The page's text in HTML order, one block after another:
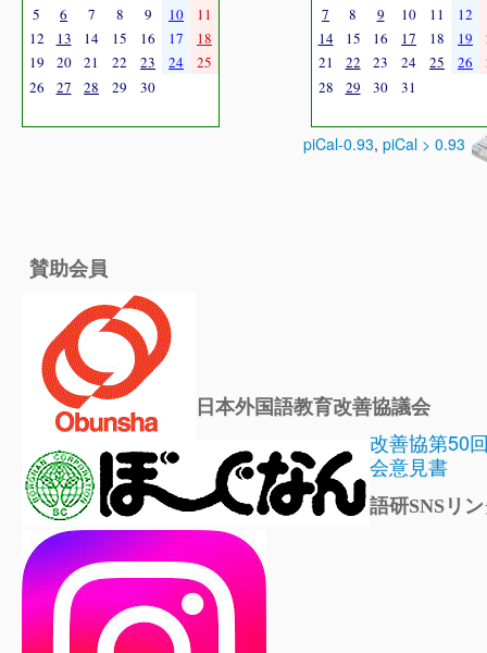
5
6 7 8 9 10
11
12
13 14 15 16 17
18
19
20 21 22 23 24
25
26
27 28 29 30
7
8 9 10 11 12
14
15 16 17 18 19
21
22 23 24 25 26
28
29 30 31
piCal-0.93, piCal > 0.93
賛助会員
日本外国語教育改善協議会
改善協第50
会意見書
語研SNSリ